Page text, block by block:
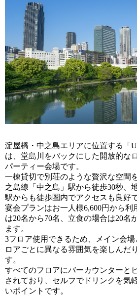
淀屋橋・中之島エリアに位置する「
は、堂島川をバックにした開放的な
パーティー会場です。
一棟貸切で別荘のような贅沢な空間
之島線「中之島」駅から徒歩30秒、
駅からも徒歩圏内でアクセスも良好で
宴会プランはお一人様6,600円から利
は20名から70名、立食の場合は20名
ます。
3フロア使用できるため、メイン会
ロアごとに異なる雰囲気を楽しんだ
す。
すべてのフロアにバーカウンターと
されており、セルフでドリンクを気
いポイントです。